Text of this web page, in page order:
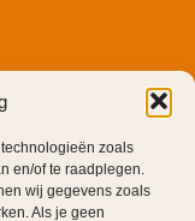
zoals
en/of te raadplegen.
wij gegevens zoals
Als je geen